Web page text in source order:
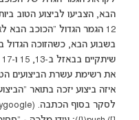
הבא, הצביעו לביצוע הטוב
את רשימת עשרת הביצועים
איזה ביצוע יזכה בתואר